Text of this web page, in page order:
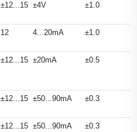
±12...15 ±4V ±1.0
12 4...20mA ±1.0
±12...15 ±20mA ±0.5
±12...15 ±50...90mA ±0.3
±12...15 ±50...90mA ±0.3